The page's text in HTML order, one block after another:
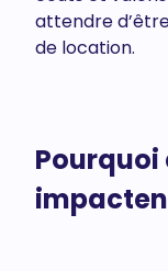
attendre
de location.